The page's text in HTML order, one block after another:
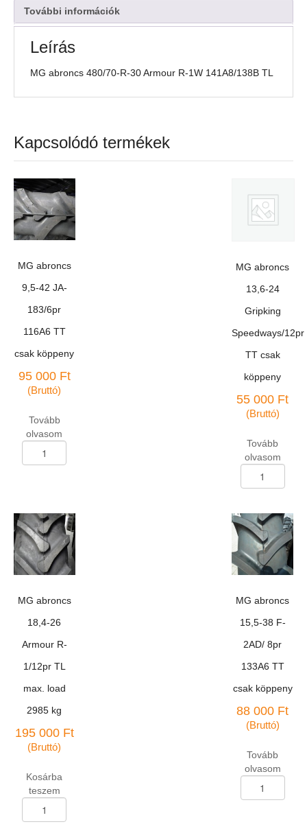
141A8/138B
TL
További információk
Leírás
MG abroncs 480/70-R-30 Armour R-1W 141A8/138B TL
Kapcsolódó termékek
MG abroncs
9,5-42 JA-
183/6pr
116A6 TT
csak köppeny
95 000 Ft
(Bruttó)
Tovább
olvasom
abroncs
183/6pr
116A6
TT
csak
köppeny
MG abroncs
13,6-24
Gripking
Speedways/12pr
TT csak
köppeny
55 000 Ft
(Bruttó)
Tovább
olvasom
abroncs
24
Gripking
Speedways/12pr
TT
csak
MG abroncs
18,4-26
Armour R-
1/12pr TL
max. load
2985 kg
195 000 Ft
(Bruttó)
Kosárba
teszem
abroncs
MG abroncs
15,5-38 F-
2AD/ 8pr
133A6 TT
csak köppeny
88 000 Ft
(Bruttó)
Tovább
olvasom
abroncs